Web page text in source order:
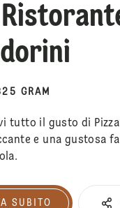
GRAM
tutto il gusto di
e una gustosa
SUBITO